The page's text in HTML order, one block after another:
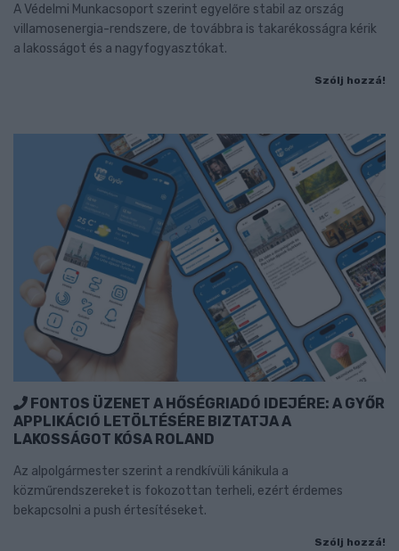
A Védelmi Munkacsoport szerint egyelőre stabil az ország
villamosenergia-rendszere, de továbbra is takarékosságra kérik
a lakosságot és a nagyfogyasztókat.
Szólj hozzá!
FONTOS ÜZENET A HŐSÉGRIADÓ IDEJÉRE: A GYŐR
APPLIKÁCIÓ LETÖLTÉSÉRE BIZTATJA A
LAKOSSÁGOT KÓSA ROLAND
Az alpolgármester szerint a rendkívüli kánikula a
közműrendszereket is fokozottan terheli, ezért érdemes
bekapcsolni a push értesítéseket.
Szólj hozzá!